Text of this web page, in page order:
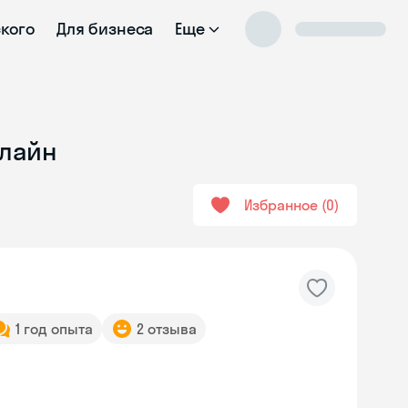
Для бизнеса Еще
Избранное 0
1 год опыта 2 отзыва